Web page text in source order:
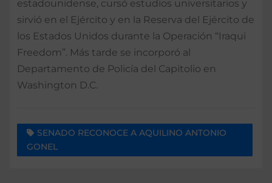
estadounidense, cursó estudios universitarios y
sirvió en el Ejército y en la Reserva del Ejército de
los Estados Unidos durante la Operación “Iraqui
Freedom”. Más tarde se incorporó al
Departamento de Policía del Capitolio en
Washington D.C.
SENADO RECONOCE A AQUILINO ANTONIO
GONEL